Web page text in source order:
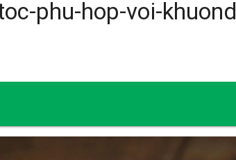
phu-hop-voi-khuond